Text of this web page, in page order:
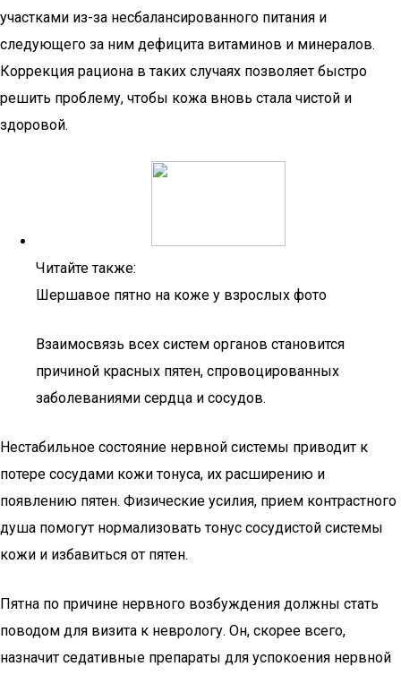
участками из-за несбалансированного питания и
следующего за ним дефицита витаминов и минералов.
Коррекция рациона в таких случаях позволяет быстро
решить проблему, чтобы кожа вновь стала чистой и
здоровой.
Читайте также:
Шершавое пятно на коже у взрослых фото
Взаимосвязь всех систем органов становится
причиной красных пятен, спровоцированных
заболеваниями сердца и сосудов.
Нестабильное состояние нервной системы приводит к
потере сосудами кожи тонуса, их расширению и
появлению пятен. Физические усилия, прием контрастного
душа помогут нормализовать тонус сосудистой системы
кожи и избавиться от пятен.
Пятна по причине нервного возбуждения должны стать
поводом для визита к неврологу. Он, скорее всего,
назначит седативные препараты для успокоения нервной